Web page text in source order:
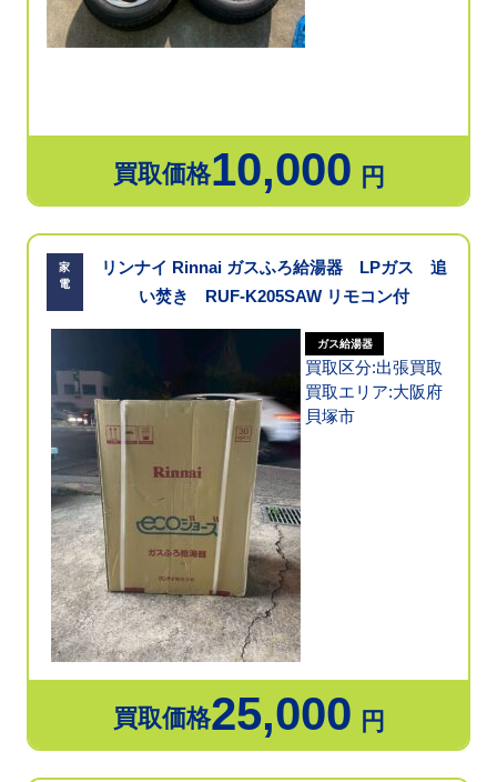
買取価格10,000 円
家
電
リンナイ Rinnai ガスふろ給湯器 LPガス 追
い焚き RUF-K205SAW リモコン付
ガス給湯器
買取区分:出張買取
買取エリア:大阪府
貝塚市
買取価格25,000 円